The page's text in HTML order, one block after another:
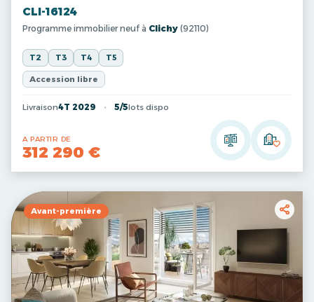
CLI-16124
Programme immobilier neuf à Clichy (92110)
T2 T3 T4 T5
Accession libre
Livraison4T 2029 5/5lots dispo
A PARTIR DE
312 290 €
Avant-première